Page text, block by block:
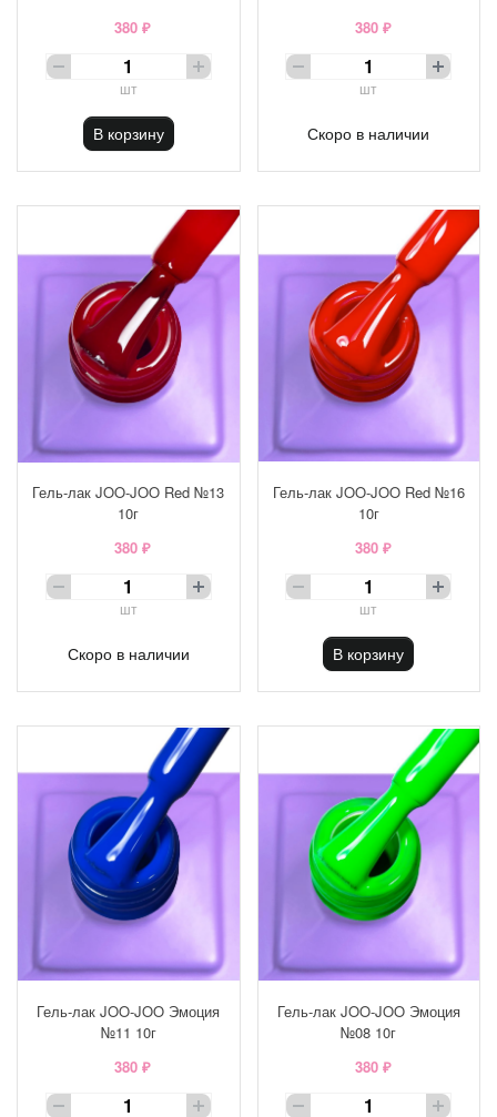
380 ₽
шт
В корзину
380 ₽
шт
Скоро в наличии
Гель-лак JOO-JOO Red №13
10г
380 ₽
шт
Скоро в наличии
Гель-лак JOO-JOO Red №16
10г
380 ₽
шт
В корзину
Гель-лак JOO-JOO Эмоция
№11 10г
380 ₽
Гель-лак JOO-JOO Эмоция
№08 10г
380 ₽